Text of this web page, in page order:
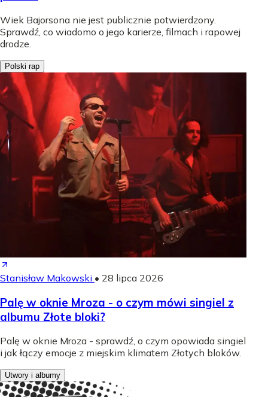
Wiek Bajorsona nie jest publicznie potwierdzony.
Sprawdź, co wiadomo o jego karierze, filmach i rapowej
drodze.
Polski rap
Stanisław Makowski • 28 lipca 2026
Palę w oknie Mroza - o czym mówi singiel z
albumu Złote bloki?
Palę w oknie Mroza - sprawdź, o czym opowiada singiel
i jak łączy emocje z miejskim klimatem Złotych bloków.
Utwory i albumy